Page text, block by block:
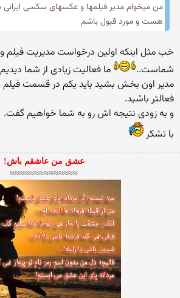
من میخوام مدیر فیلمها و عكسهای سكسی
هست و مورد قبول باشم
خب مثل اینكه اولین درخواست مدیریت
شماست..
ما فعالیت زیادی از شما
مدیر اون بخش بشید باید یكم در قسمت
فعالتر باشید.
و به زودی نتیجه اش رو به شما خواهیم گفت.
با تشكر
عشق من عاشقم باش!
≈≈≈≈≈≈≈≈≈≈≈≈≈≈